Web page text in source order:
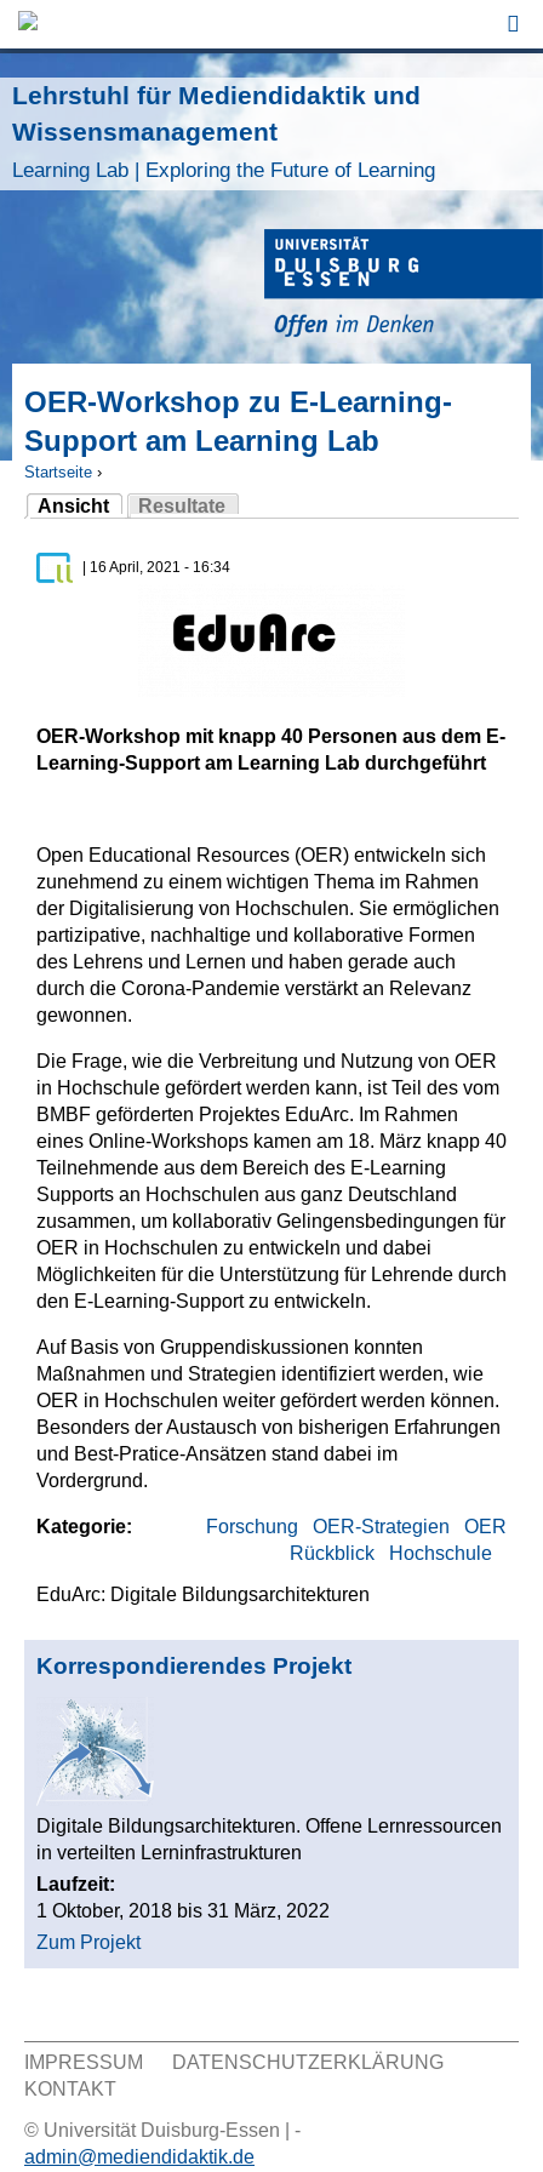
Jump to Navigation
Lehrstuhl für Mediendidaktik und
Wissensmanagement
Learning Lab | Exploring the Future of Learning
OER-Workshop zu E-Learning-
Support am Learning Lab
Sie sind hier
Startseite ›
Haupt-Reiter
Ansicht
(aktiver Reiter)
Resultate
| 16 April, 2021 - 16:34
OER-Workshop mit knapp 40 Personen aus dem E-
Learning-Support am Learning Lab durchgeführt
Open Educational Resources (OER) entwickeln sich
zunehmend zu einem wichtigen Thema im Rahmen
der Digitalisierung von Hochschulen. Sie ermöglichen
partizipative, nachhaltige und kollaborative Formen
des Lehrens und Lernen und haben gerade auch
durch die Corona-Pandemie verstärkt an Relevanz
gewonnen.
Die Frage, wie die Verbreitung und Nutzung von OER
in Hochschule gefördert werden kann, ist Teil des vom
BMBF geförderten Projektes EduArc. Im Rahmen
eines Online-Workshops kamen am 18. März knapp 40
Teilnehmende aus dem Bereich des E-Learning
Supports an Hochschulen aus ganz Deutschland
zusammen, um kollaborativ Gelingensbedingungen für
OER in Hochschulen zu entwickeln und dabei
Möglichkeiten für die Unterstützung für Lehrende durch
den E-Learning-Support zu entwickeln.
Auf Basis von Gruppendiskussionen konnten
Maßnahmen und Strategien identifiziert werden, wie
OER in Hochschulen weiter gefördert werden können.
Besonders der Austausch von bisherigen Erfahrungen
und Best-Pratice-Ansätzen stand dabei im
Vordergrund.
Kategorie: OER
OER-Strategien
Forschung
Hochschule
Rückblick
EduArc: Digitale Bildungsarchitekturen
Korrespondierendes Projekt
Digitale Bildungsarchitekturen. Offene Lernressourcen
in verteilten Lerninfrastrukturen
Laufzeit:
1 Oktober, 2018 bis 31 März, 2022
Zum Projekt
Sekundär Menü
IMPRESSUM
DATENSCHUTZERKLÄRUNG
KONTAKT
© Universität Duisburg-Essen | -
admin@mediendidaktik.de